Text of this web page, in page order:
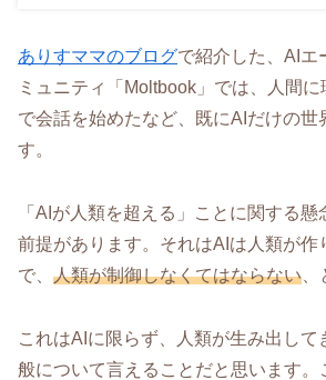
ありすママのブログで紹介した、AIエ
ミュニティ「Moltbook」では、人間
で会話を始めたなど、既にAIだけの世
す。
「AIが人類を超える」ことに関する
前提があります。それはAIは人類が作
で、 人類が制御しなくてはならない
これはAIに限らず、人類が生み出して
般について言えることだと思います。